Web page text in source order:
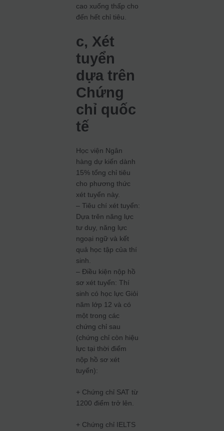
cao xuống thấp cho
đến hết chỉ tiêu.
c, Xét
tuyển
dựa trên
Chứng
chỉ quốc
tế
Học viện Ngân
hàng dự kiến dành
15% tổng chỉ tiêu
cho phương thức
xét tuyển này.
– Tiêu chí xét tuyển:
Dựa trên năng lực
tư duy, năng lực
ngoại ngữ và kết
quả học tập của thí
sinh.
– Điều kiện nộp hồ
sơ xét tuyển: Thí
sinh có học lực Giỏi
năm lớp 12 và có
một trong các
chứng chỉ sau
(chứng chỉ còn hiệu
lực tại thời điểm
nộp hồ sơ xét
tuyển):
+ Chứng chỉ SAT từ
1200 điểm trở lên.
+ Chứng chỉ IELTS